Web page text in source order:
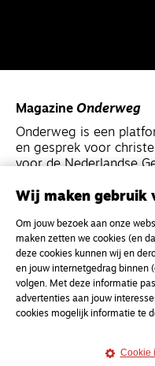
Magazine Onderweg
Onderweg is een
en gesprek voor
voor de Nederlandse
Magazine
Onderweg
Kvk-nummer 33277063
NL46 INGB 0117 5827
info@onderwegonline.nl
Wij maken gebruik
Om jouw bezoek aan onze
maken zetten we cookies (en
deze cookies kunnen wij en
en jouw internetgedrag binnen
volgen. Met deze informatie
advertenties aan jouw
cookies mogelijk informatie te
Cookie